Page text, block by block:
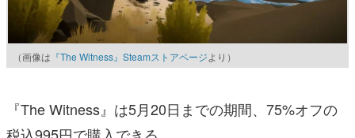
（画像は 『The Witness』Steamストアページより）
『The Witness』は5月20日までの期間、75%オフの